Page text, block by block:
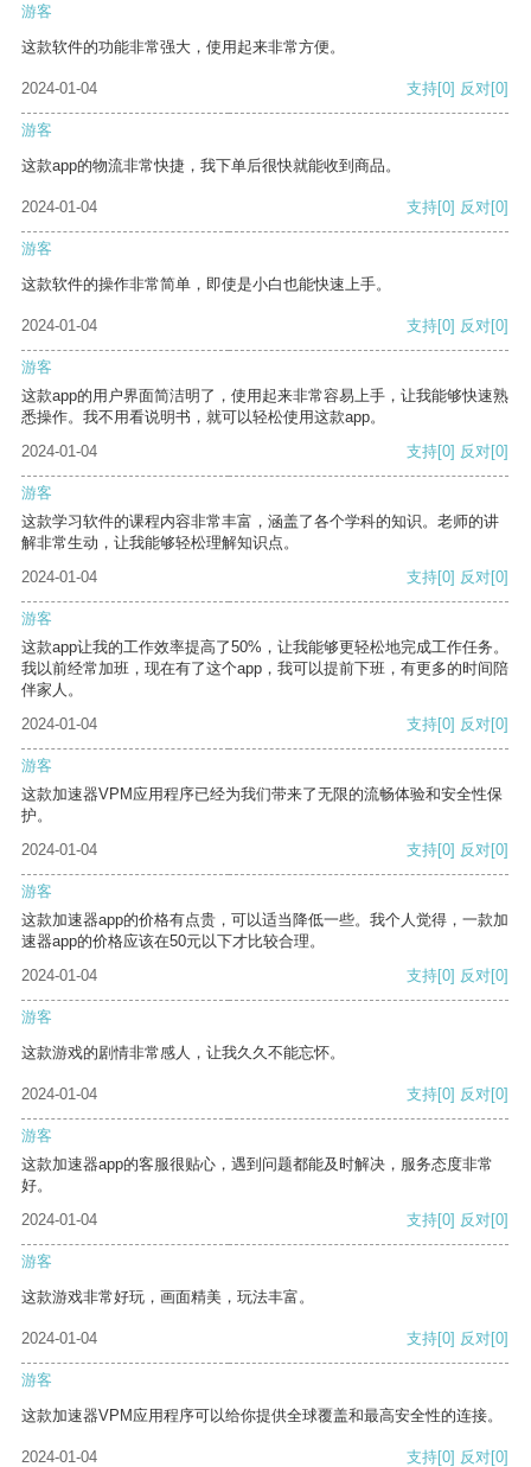
游客
这款软件的功能非常强大，使用起来非常方便。
2024-01-04 支持[0] 反对[0]
游客
这款app的物流非常快捷，我下单后很快就能收到商品。
2024-01-04 支持[0] 反对[0]
游客
这款软件的操作非常简单，即使是小白也能快速上手。
2024-01-04 支持[0] 反对[0]
游客
这款app的用户界面简洁明了，使用起来非常容易上手，让我能够快速熟
悉操作。我不用看说明书，就可以轻松使用这款app。
2024-01-04
支持[0] 反对[0]
游客
这款学习软件的课程内容非常丰富，涵盖了各个学科的知识。老师的讲
解非常生动，让我能够轻松理解知识点。
2024-01-04
支持[0] 反对[0]
游客
这款app让我的工作效率提高了50%，让我能够更轻松地完成工作任务。
我以前经常加班，现在有了这个app，我可以提前下班，有更多的时间陪
伴家人。
2024-01-04
支持[0] 反对[0]
游客
这款加速器VPM应用程序已经为我们带来了无限的流畅体验和安全性保
护。
2024-01-04
支持[0] 反对[0]
游客
这款加速器app的价格有点贵，可以适当降低一些。我个人觉得，一款加
速器app的价格应该在50元以下才比较合理。
2024-01-04
支持[0] 反对[0]
游客
这款游戏的剧情非常感人，让我久久不能忘怀。
2024-01-04 支持[0] 反对[0]
游客
这款加速器app的客服很贴心，遇到问题都能及时解决，服务态度非常
好。
2024-01-04
支持[0] 反对[0]
游客
这款游戏非常好玩，画面精美，玩法丰富。
2024-01-04 支持[0] 反对[0]
游客
这款加速器VPM应用程序可以给你提供全球覆盖和最高安全性的连接。
2024-01-04 支持[0] 反对[0]